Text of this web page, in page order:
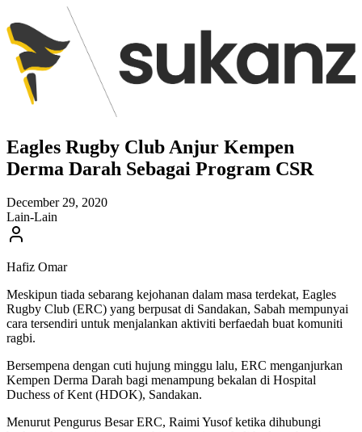
Eagles Rugby Club Anjur Kempen
Derma Darah Sebagai Program CSR
December 29, 2020
Lain-Lain
Hafiz Omar
Meskipun tiada sebarang kejohanan dalam masa terdekat, Eagles
Rugby Club (ERC) yang berpusat di Sandakan, Sabah mempunyai
cara tersendiri untuk menjalankan aktiviti berfaedah buat komuniti
ragbi.
Bersempena dengan cuti hujung minggu lalu, ERC menganjurkan
Kempen Derma Darah bagi menampung bekalan di Hospital
Duchess of Kent (HDOK), Sandakan.
Menurut Pengurus Besar ERC, Raimi Yusof ketika dihubungi